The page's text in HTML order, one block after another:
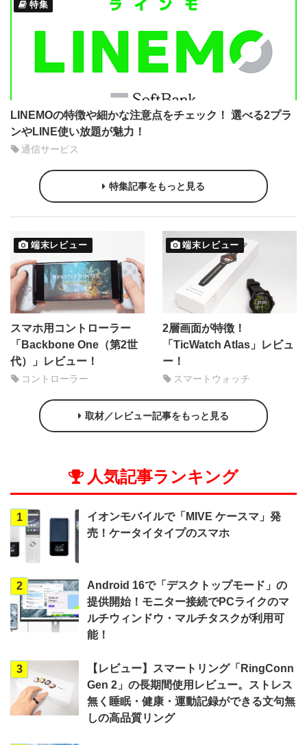
特集
LINEMOの特徴や細かな注意点をチェック！ 選べる2プラ
ンやLINE使い放題が魅力！
通信サービス
特集記事をもっと見る
端末レビュー
スマホ用コントローラー
「Backbone One（第2世
代）」レビュー！
コントローラー
端末レビュー
2層画面が特徴！
「TicWatch Atlas」レビュ
ー！
スマートウォッチ
取材／レビュー記事をもっと見る
人気記事ランキング
1
イオンモバイルで「MIVE ケースマ」発
売！ケータイタイプのスマホ
2
Android 16で「デスクトップモード」の
提供開始！モニター接続でPCライクのマ
ルチウィンドウ・マルチタスクが利用可
能！
3
【レビュー】スマートリング「RingConn
Gen 2」の長期間使用レビュー。ストレス
無く睡眠・健康・運動記録ができる文句無
しの高品質リング